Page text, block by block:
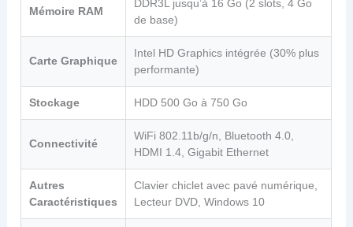
Mémoire RAM
DDR3L jusqu’à 16 Go (2 slots, 4 Go
de base)
Carte Graphique
Intel HD Graphics intégrée (30% plus
performante)
Stockage HDD 500 Go à 750 Go
Connectivité
WiFi 802.11b/g/n, Bluetooth 4.0,
HDMI 1.4, Gigabit Ethernet
Autres
Caractéristiques
Clavier chiclet avec pavé numérique,
Lecteur DVD, Windows 10